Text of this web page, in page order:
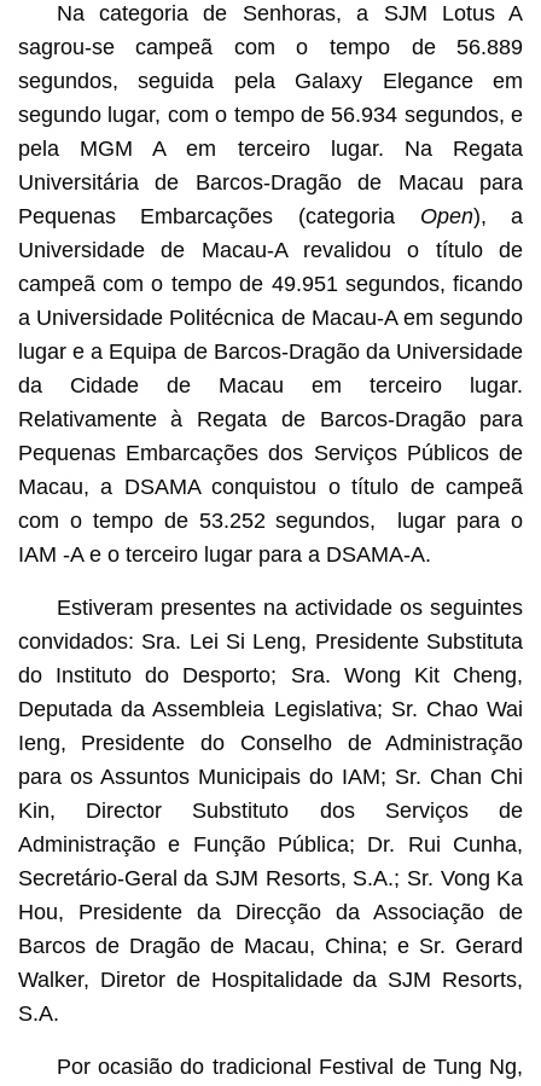
Na categoria de Senhoras, a SJM Lotus A
sagrou-se campeã com o tempo de 56.889
segundos, seguida pela Galaxy Elegance
em
segundo lugar, com o tempo de 56.934 segundos, e
pela MGM A em terceiro lugar. Na Regata
Universitária de Barcos-Dragão de Macau para
Pequenas Embarcações (categoria Open), a
Universidade de Macau-A revalidou o título de
campeã com o tempo de 49.951 segundos, ficando
a Universidade Politécnica de Macau-A em segundo
lugar e a Equipa de Barcos-Dragão da Universidade
da Cidade de Macau em terceiro lugar.
Relativamente à Regata de Barcos-Dragão para
Pequenas Embarcações dos Serviços Públicos de
Macau, a DSAMA conquistou o título de campeã
com o tempo de 53.252 segundos, lugar para o
IAM -A e o terceiro lugar para a DSAMA-A.
Estiveram presentes na actividade os seguintes
convidados: Sra. Lei Si Leng, Presidente Substituta
do Instituto do Desporto; Sra. Wong Kit Cheng,
Deputada da Assembleia Legislativa; Sr. Chao Wai
Ieng, Presidente do Conselho de Administração
para os Assuntos Municipais do IAM; Sr. Chan Chi
Kin, Director Substituto dos Serviços de
Administração e Função Pública; Dr. Rui Cunha,
Secretário-Geral da SJM Resorts, S.A.; Sr. Vong Ka
Hou, Presidente da Direcção da Associação de
Barcos de Dragão de Macau, China; e Sr. Gerard
Walker, Diretor de Hospitalidade da SJM Resorts,
S.A.
Por ocasião do tradicional Festival de Tung Ng,